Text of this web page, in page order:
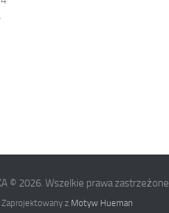
© 2026. Wszelkie prawa zastrzeżone
z Motyw Hueman